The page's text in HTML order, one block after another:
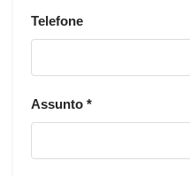
Telefone
Assunto *